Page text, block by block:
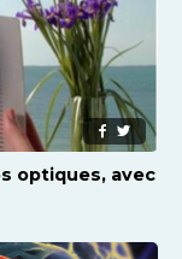
optiques, avec